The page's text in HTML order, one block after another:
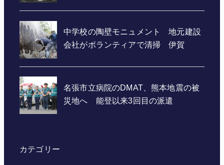
カテゴリー